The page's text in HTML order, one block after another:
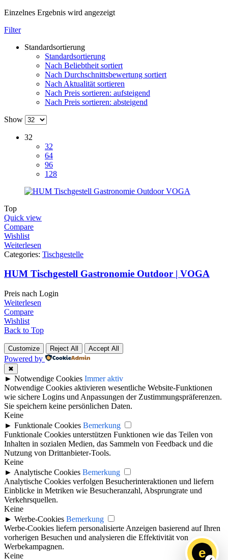
Einzelnes Ergebnis wird angezeigt
Filter
Standardsortierung
Standardsortierung
Nach Beliebtheit sortiert
Nach Durchschnittsbewertung sortiert
Nach Aktualität sortieren
Nach Preis sortieren: aufsteigend
Nach Preis sortieren: absteigend
Show
32
32
64
96
128
Top
Quick view
Compare
Wishlist
Weiterlesen
Categories: Tischgestelle
HUM Tischgestell Gastronomie Outdoor | VOGA
Preis nach Login
Weiterlesen
Compare
Wishlist
Back to Top
e
Customize Reject All Accept All
Powered by
✖
► Notwendige Cookies Immer aktiv
Notwendige Cookies aktivieren wesentliche Website-Funktionen
wie sichere Logins und Anpassungen der Zustimmungspräferenzen.
Sie speichern keine persönlichen Daten.
Keine
► Funktionale Cookies Bemerkung
Funktionale Cookies unterstützen Funktionen wie das Teilen von
Inhalten in sozialen Medien, das Sammeln von Feedback und die
Nutzung von Drittanbieter-Tools.
Keine
► Analytische Cookies Bemerkung
Analytische Cookies verfolgen Besucherinteraktionen und liefern
Einblicke in Metriken wie Besucheranzahl, Absprungrate und
Verkehrsquellen.
Keine
► Werbe-Cookies Bemerkung
Werbe-Cookies liefern personalisierte Anzeigen basierend auf Ihren
vorherigen Besuchen und analysieren die Effektivität von
Werbekampagnen.
Keine